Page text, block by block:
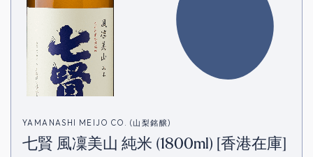
YAMANASHI MEIJO CO. (山梨銘醸)
七賢 風凜美山 純米 (1800ml) [香港在庫]